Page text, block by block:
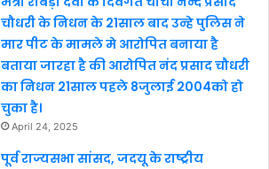
चौधरी के निधन के 21साल बाद उन्हे पुलिस ने
मार पीट के मामले मे आरोपित बनाया है
बताया जारहा है की आरोपित नंद प्रसाद चौधरी
का निधन 21साल पहले 8जुलाई 2004को हो
चुका है।
April 24, 2025
पूर्व राज्यसभा सांसद, जदयू के राष्ट्रीय